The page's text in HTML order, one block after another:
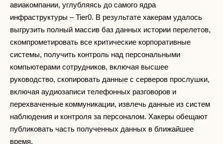
авиакомпании, углубляясь до самого ядра
инфраструктуры – Tier0. В результате хакерам удалось
выгрузить полный массив баз данных истории перелетов,
скомпрометировать все критические корпоративные
системы, получить контроль над персональными
компьютерами сотрудников, включая высшее
руководство, скопировать данные с серверов прослушки,
включая аудиозаписи телефонных разговоров и
перехваченные коммуникации, извлечь данные из систем
наблюдения и контроля за персоналом. Хакеры обещают
публиковать часть полученных данных в ближайшее
время.